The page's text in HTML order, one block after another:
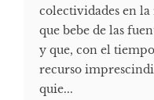
colectividades en
que bebe de las
y que, con el
recurso
quie...